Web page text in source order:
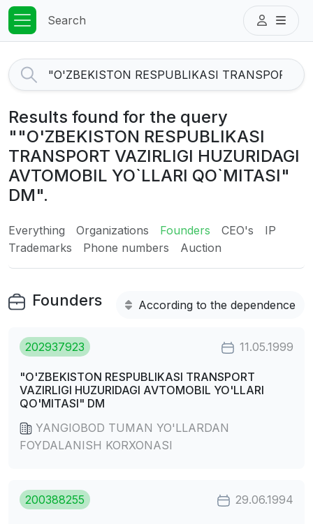
Search
Results found for the query
""O'ZBEKISTON RESPUBLIKASI
TRANSPORT VAZIRLIGI HUZURIDAGI
AVTOMOBIL YO`LLARI QO`MITASI"
DM".
Everything Organizations Founders CEO's
IP
Trademarks
Phone numbers Auction
Founders According to the dependence
202937923 11.05.1999
"O'ZBEKISTON RESPUBLIKASI TRANSPORT
VAZIRLIGI HUZURIDAGI AVTOMOBIL YO'LLARI
QO'MITASI" DM
YANGIOBOD TUMAN YO'LLARDAN
FOYDALANISH KORXONASI
200388255 29.06.1994